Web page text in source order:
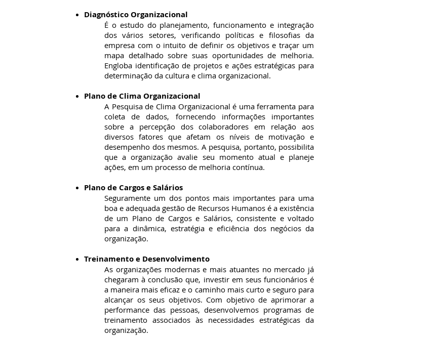
Diagnóstico Organizacional
É o estudo do planejamento, funcionamento e integração
dos vários setores, verificando políticas e filosofias da
empresa com o intuito de definir os objetivos e traçar um
mapa detalhado sobre suas oportunidades de melhoria.
Engloba identificação de projetos e ações estratégicas para
determinação da cultura e clima organizacional.
Plano de Clima Organizacional
A Pesquisa de Clima Organizacional é uma ferramenta para
coleta de dados, fornecendo informações importantes
sobre a percepção dos colaboradores em relação aos
diversos fatores que afetam os níveis de motivação e
desempenho dos mesmos. A pesquisa, portanto, possibilita
que a organização avalie seu momento atual e planeje
ações, em um processo de melhoria contínua.
Plano de Cargos e Salários
Seguramente um dos pontos mais importantes para uma
boa e adequada gestão de Recursos Humanos é a existência
de um Plano de Cargos e Salários, consistente e voltado
para a dinâmica, estratégia e eficiência dos negócios da
organização.
Treinamento e Desenvolvimento
As organizações modernas e mais atuantes no mercado já
chegaram à conclusão que, investir em seus funcionários é
a maneira mais eficaz e o caminho mais curto e seguro para
alcançar os seus objetivos. Com objetivo de aprimorar a
performance das pessoas, desenvolvemos programas de
treinamento associados às necessidades estratégicas da
organização.